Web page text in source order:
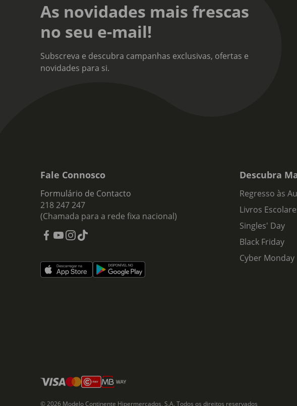
As novidades mais frescas
no seu e-mail!
Subscreva e descubra campanhas exclusivas, ofertas e
novidades para si.
Fale Connosco
Formulário de Contacto
218 247 247
(Chamada para a rede fixa nacional)
Descubra
Regresso às
Livros
Singles' Day
Black Friday
Cyber Monday
© 2026 Modelo Continente Hipermercados, S.A. Todos os direitos reservados